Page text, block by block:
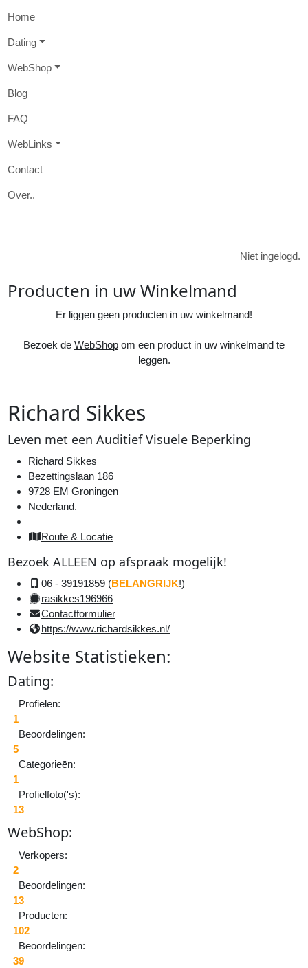
Home
Dating
WebShop
Blog
FAQ
WebL inks
Contact
Over..
Niet ingelogd.
Producten in uwWinkelmand
Er liggen geen producten in uw winkelmand!
Bezoek de WebShop om een product in uw winkelmand te
leggen.
Richard Sikkes
Leven met eenAuditiefVisuele Beperking
Richard Sikkes
Bezettingslaan 186
9728 EM Groningen
Nederland.
Route & Locatie
BezoekALLEEN opafspraak mogelijk!
06 - 39191859 (BELANGRIJK!)
rasikkes196966
Contactformulier
https://www.richardsikkes.nl/
Website Statistieken:
Dating:
Profielen:
1
Beoordelingen:
5
Categorieēn:
1
Profielfoto('s):
13
WebShop:
Verkopers:
2
Beoordelingen:
13
Producten:
102
Beoordelingen:
39